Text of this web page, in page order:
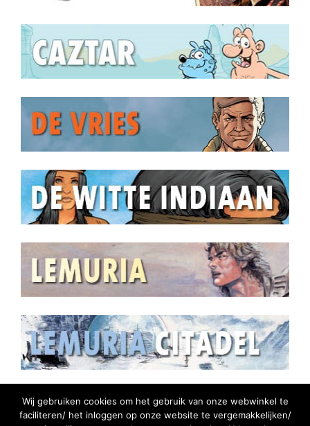
Wij gebruiken cookies om het gebruik van onze webwinkel te
faciliteren/ het inloggen op onze website te vergemakkelijken/